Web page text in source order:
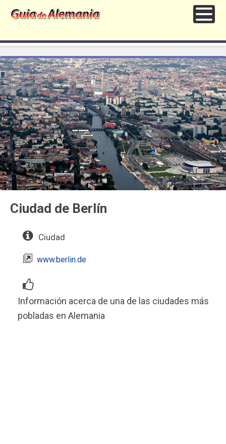
Ciudad de Berlín
Ciudad
www.berlin.de
Información acerca de una de las ciudades más
pobladas en Alemania